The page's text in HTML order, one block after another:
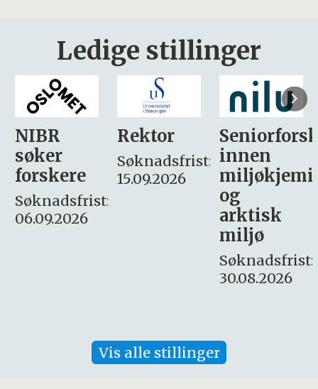
Ledige stillinger
Rektor
Søknadsfrist:
15.09.2026
Seniorforsker
innen
miljøkjemi
søker
– fast
Søknadsfrist:
16. august.
Vis alle stillinger